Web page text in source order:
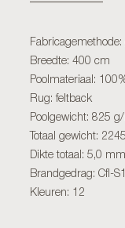
Fabricagemethode:
Breedte: 400 cm
Poolmateriaal:
Rug: feltback
Poolgewicht: 825
Totaal gewicht:
Dikte totaal: 5,0 mm
Brandgedrag: Cfl-S1
Kleuren: 12